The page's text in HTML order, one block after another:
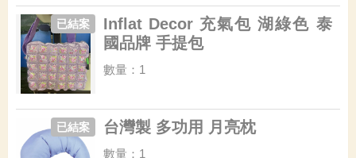
Inflat Decor 充氣包 湖綠色 泰
國品牌 手提包
已結案
數量：1
台灣製 多功用 月亮枕
已結案
數量：1